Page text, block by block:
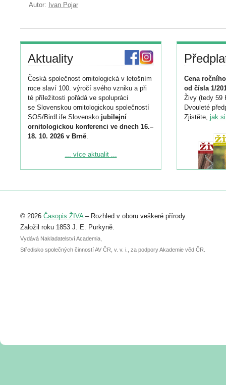
Autor: Ivan Pojar
Aktuality
Česká společnost ornitologická v letošním
roce slaví 100. výročí svého vzniku a při
té příležitosti pořádá ve spolupráci
se Slovenskou ornitologickou společností
SOS/BirdLife Slovensko jubilejní
ornitologickou konferenci ve dnech 16.–
18. 10. 2026 v Brně.
Podrobnější informace ke konferenci
Registrovat se můžete do 6. září.
abstraktu přihlášené přednášky nebo
posteru je už 30. června.
... více aktualit ...
Cena
od čísla 1/
Živy (tedy 59
Dvouleté
Zjistěte, jak
© 2026 Časopis ŽIVA– Rozhled v oboru veškeré přírody.
Založil roku 1853 J. E. Purkyně.
Vydává Nakladatelství Academia,
Středisko společných činností AV ČR, v. v. i., za podpory Akademie věd ČR.